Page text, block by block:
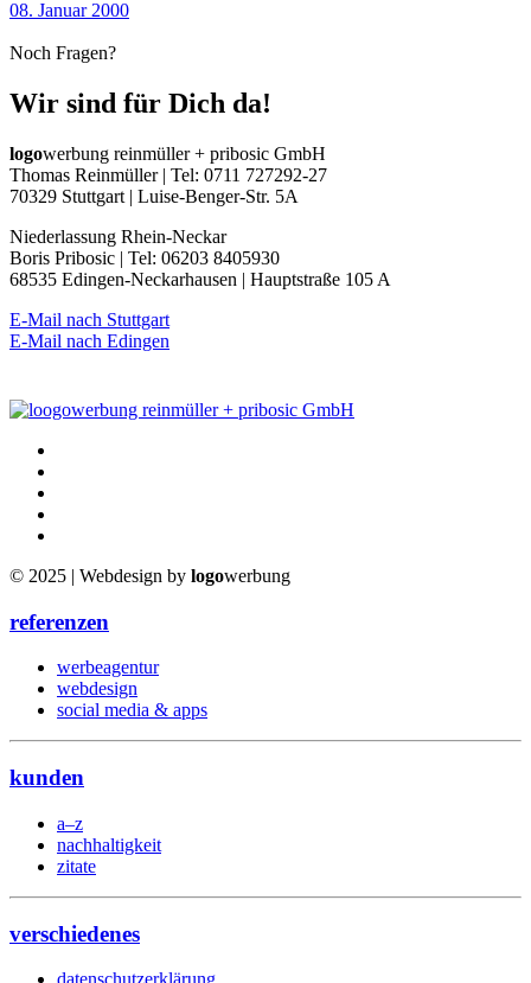
08. Januar 2000
Noch Fragen?
Wir sind für Dich da!
logowerbung reinmüller + pribosic GmbH
Thomas Reinmüller | Tel: 0711 727292-27
70329 Stuttgart | Luise-Benger-Str. 5A
Niederlassung Rhein-Neckar
Boris Pribosic | Tel: 06203 8405930
68535 Edingen-Neckarhausen | Hauptstraße 105 A
E-Mail nach Stuttgart
E-Mail nach Edingen
© 2025 | Webdesign by logowerbung
referenzen
werbeagentur
webdesign
social media & apps
kunden
a–z
nachhaltigkeit
zitate
verschiedenes